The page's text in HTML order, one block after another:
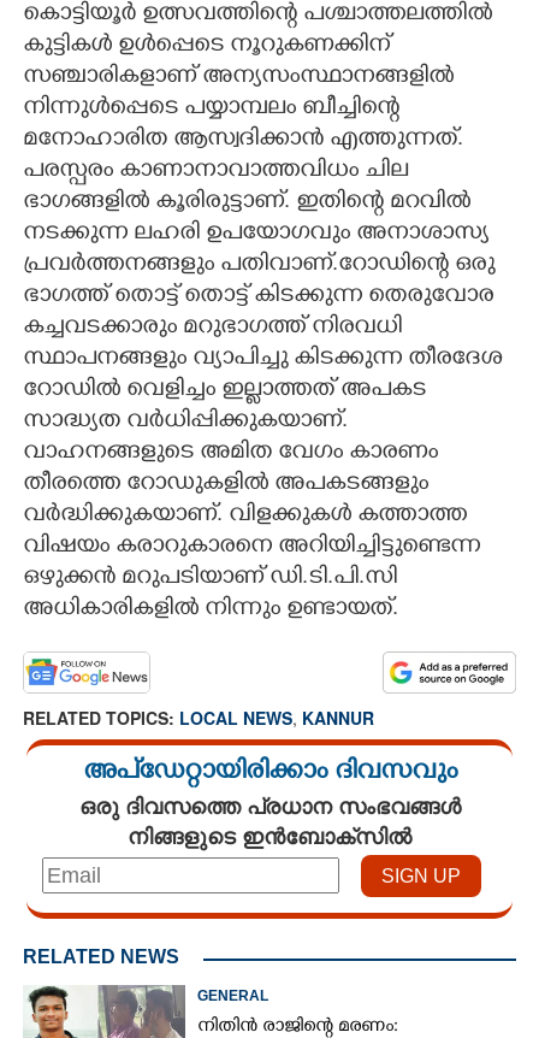
കൊട്ടിയൂർ ഉത്സവത്തിന്റെ പശ്ചാത്തലത്തിൽ
കുട്ടികൾ ഉൾപ്പെടെ നൂറുകണക്കിന്
സഞ്ചാരികളാണ് അന്യസംസ്ഥാനങ്ങളിൽ
നിന്നുൾപ്പെടെ പയ്യാമ്പലം ബീച്ചിന്റെ
മനോഹാരിത ആസ്വദിക്കാൻ എത്തുന്നത്.
പരസ്പരം കാണാനാവാത്തവിധം ചില
ഭാഗങ്ങളിൽ കൂരിരുട്ടാണ്. ഇതിന്റെ മറവിൽ
നടക്കുന്ന ലഹരി ഉപയോഗവും അനാശാസ്യ
പ്രവർത്തനങ്ങളും പതിവാണ്.റോഡിന്റെ ഒരു
ഭാഗത്ത് തൊട്ട് തൊട്ട് കിടക്കുന്ന തെരുവോര
കച്ചവടക്കാരും മറുഭാഗത്ത് നിരവധി
സ്ഥാപനങ്ങളും വ്യാപിച്ചു കിടക്കുന്ന തീരദേശ
റോഡിൽ വെളിച്ചം ഇല്ലാത്തത് അപകട
സാദ്ധ്യത വർധിപ്പിക്കുകയാണ്.
വാഹനങ്ങളുടെ അമിത വേഗം കാരണം
തീരത്തെ റോഡുകളിൽ അപകടങ്ങളും
വർദ്ധിക്കുകയാണ്. വിളക്കുകൾ കത്താത്ത
വിഷയം കരാറുകാരനെ അറിയിച്ചിട്ടുണ്ടെന്ന
ഒഴുക്കൻ മറുപടിയാണ് ഡി.ടി.പി.സി
അധികാരികളിൽ നിന്നും ഉണ്ടായത്.
RELATED TOPICS: LOCAL NEWS, KANNUR
അപ്ഡേറ്റായിരിക്കാം ദിവസവും
ഒരു ദിവസത്തെ പ്രധാന സംഭവങ്ങൾ
നിങ്ങളുടെ ഇൻബോക്സിൽ
RELATED NEWS
GENERAL
നിതിൻ രാജിന്റെ മരണം: